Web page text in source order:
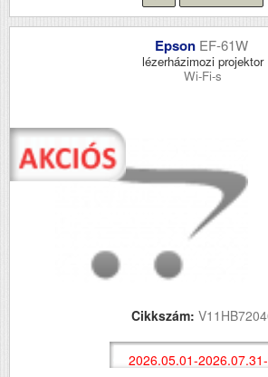
Epson EF-61W
lézerházimozi projektor
Wi-Fi-s
Cikkszám:
2026.05.01-